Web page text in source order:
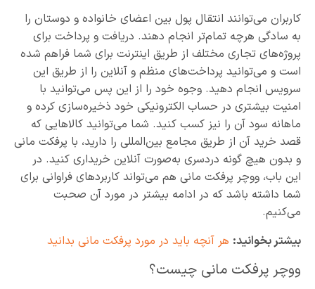
کاربران می‌توانند انتقال پول بین اعضای خانواده و دوستان را
به سادگی هرچه تمام‌تر انجام دهند. دریافت و پرداخت برای
پروژه‌های تجاری مختلف از طریق اینترنت برای شما فراهم شده
است و می‌توانید پرداخت‌های منظم و آنلاین را از طریق این
سرویس انجام دهید. وجوه خود را از این پس می‌توانید با
امنیت بیشتری در حساب الکترونیکی خود ذخیره‌سازی کرده و
ماهانه سود آن را نیز کسب کنید. شما می‌توانید کالاهایی که
قصد خرید آن از طریق مجامع بین‌المللی را دارید، با پرفکت مانی
و بدون هیچ گونه دردسری به‌صورت آنلاین خریداری کنید. در
این باب، ووچر پرفکت مانی هم می‌تواند کاربردهای فراوانی برای
شما داشته باشد که در ادامه بیشتر در مورد آن صحبت
می‌کنیم.
بیشتر بخوانید: هر آنچه باید در مورد پرفکت مانی بدانید
ووچر پرفکت مانی چیست؟